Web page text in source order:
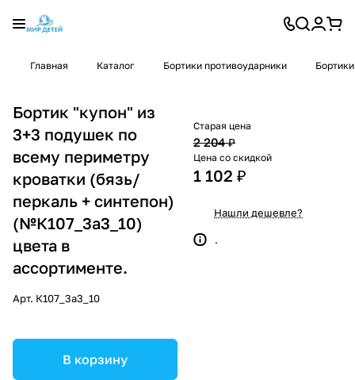
Главная Каталог Бортики противоударники
Бортик "купон" из
3+3 подушек по
всему периметру
кроватки (бязь/
перкаль + синтепон)
(№К107_3а3_10)
цвета в
ассортименте.
Арт. К107_3а3_10
В корзину
Старая цена
2 204 ₽
Цена со скидкой
1 102 ₽
Нашли дешевле?
.